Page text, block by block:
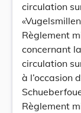
circulation
Règlement
concernant
circulation
à l’occasion
Règlement